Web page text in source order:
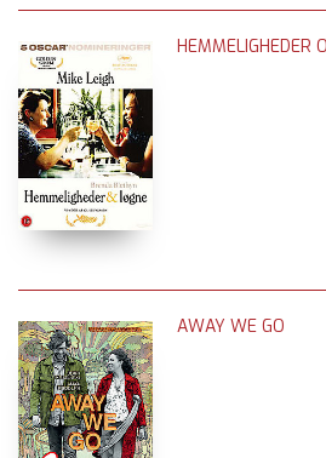
HEMMELIGHEDER
AWAY WE GO